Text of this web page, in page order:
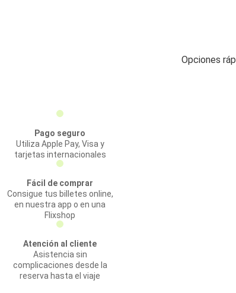
Opciones
Pago seguro
Utiliza Apple Pay, Visa y
tarjetas internacionales
Fácil de comprar
Consigue tus billetes online,
en nuestra app o en una
Flixshop
Atención al cliente
Asistencia sin
complicaciones desde la
reserva hasta el viaje